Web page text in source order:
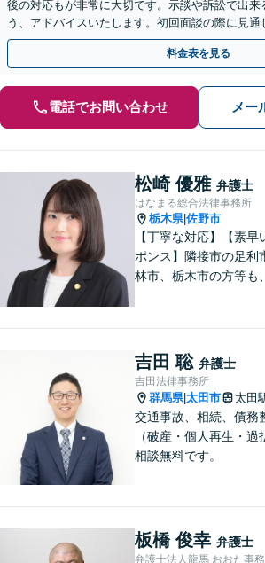
後の対応もが非常に大切です。示談や訴訟で出来
う、アドバイスいたします。初回面談の際に見通
します。物損事故も対応可能
料金表を見る
電話でお問い合わせ メー
松崎 優雅 弁護士
はなまる総合法律事務所
栃木県|佐野市
【丁寧な対応】【素早
ポンス】隣接市の足利
林市、栃木市の方等も
験しました。不貞の慰
ご相談は、内容によっ
回相談を無料としてお
す。
吉田 聡 弁護士
吉田法律事務所
群馬県|太田市 太田
交通事故、相続、債務
（破産・個人再生・過
相談無料です。
板橋 俊幸 弁護士
弁護士法人龍馬 おおた事